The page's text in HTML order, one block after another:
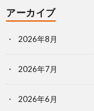
アーカイブ
2026年8月
2026年7月
2026年6月